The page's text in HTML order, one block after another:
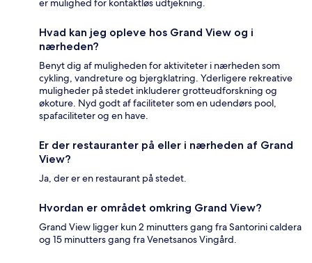
er mulighed for kontaktløs udtjekning.
Hvad kan jeg opleve hos Grand View og i
nærheden?
Benyt dig af muligheden for aktiviteter i nærheden som
cykling, vandreture og bjergklatring. Yderligere rekreative
muligheder på stedet inkluderer grotteudforskning og
økoture. Nyd godt af faciliteter som en udendørs pool,
spafaciliteter og en have.
Er der restauranter på eller i nærheden af Grand
View?
Ja, der er en restaurant på stedet.
Hvordan er området omkring Grand View?
Grand View ligger kun 2 minutters gang fra Santorini caldera
og 15 minutters gang fra Venetsanos Vingård.